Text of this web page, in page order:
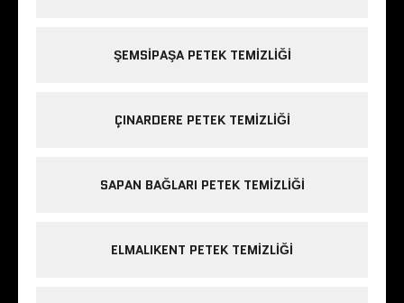
ŞEMSIPAŞA PETEK TEMIZLIĞI
ÇINARDERE PETEK TEMIZLIĞI
SAPAN BAĞLARI PETEK TEMIZLIĞI
ELMALIKENT PETEK TEMIZLIĞI